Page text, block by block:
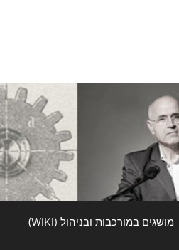
מושגים במורכבות ובניהול (WIKI)